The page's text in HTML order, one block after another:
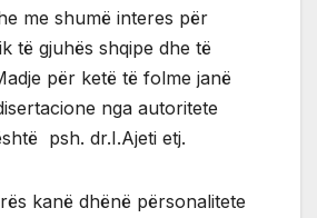
me shumë interes për
të gjuhës shqipe dhe të
për ketë të folme janë
nga autoritete
psh. dr.I.Ajeti etj.
kanë dhënë përsonalitete